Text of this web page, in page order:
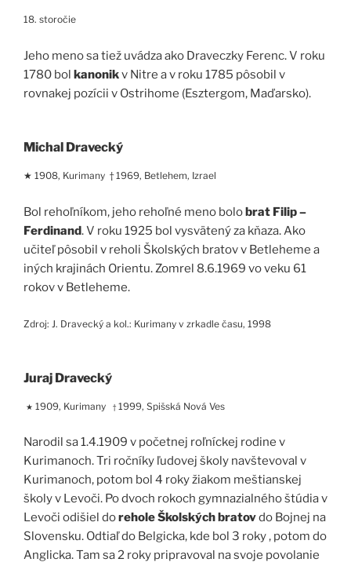
18. storočie
Jeho meno sa tiež uvádza ako Draveczky Ferenc. V roku
1780 bol kanonikv Nitre a v roku 1785 pôsobil v
rovnakej pozícii v Ostrihome (Esztergom, Maďarsko).
Michal Dravecký
★ 1908, Kurimany † 1969, Betlehem, Izrael
Bol rehoľníkom, jeho rehoľné meno bolobrat Filip –
Ferdinand. V roku 1925 bol vysvätený za kňaza. Ako
učiteľ pôsobil v reholi Školských bratov v Betleheme a
iných krajinách Orientu. Zomrel 8.6.1969 vo veku 61
rokov v Betleheme.
Zdroj: J. Dravecký a kol.: Kurimany v zrkadle času, 1998
Juraj Dravecký
★ 1909, Kurimany †1999, Spišská Nová Ves
Narodil sa 1.4.1909 v početnej roľníckej rodine v
Kurimanoch. Tri ročníky ľudovej školy navštevoval v
Kurimanoch, potom bol 4 roky žiakom meštianskej
školy v Levoči. Po dvoch rokoch gymnazialného štúdia v
Levoči odišiel dorehole Školských bratovdo Bojnej na
Slovensku. Odtiaľ do Belgicka, kde bol 3 roky , potom do
Anglicka. Tam sa 2 roky pripravoval na svoje povolanie